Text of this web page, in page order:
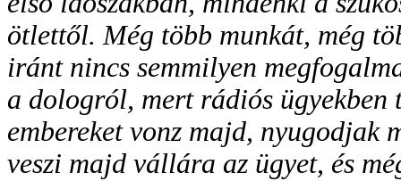
ötlettől. Még több munkát, még
iránt nincs semmilyen
a dologról, mert rádiós
embereket vonz majd, nyugodjak
veszi majd vállára az ügyet, és